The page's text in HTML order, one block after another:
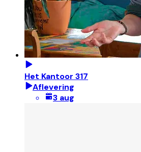
Het Kantoor 317
Aflevering
3 aug